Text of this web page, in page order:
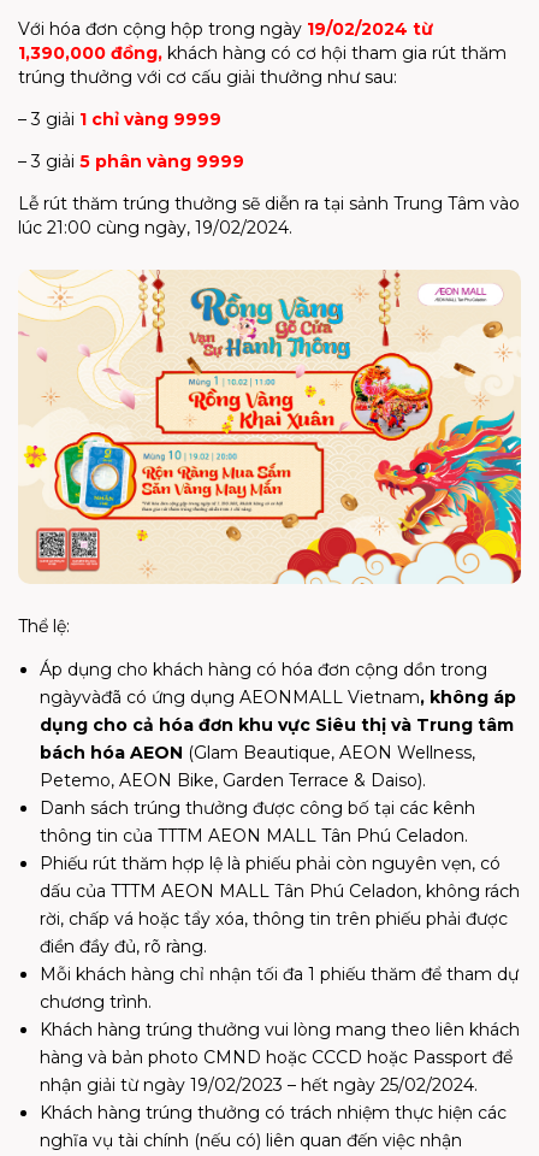
Với hóa đơn cộng hộp trong ngày 19/02/2024 từ
1,390,000 đồng, khách hàng có cơ hội tham gia rút thăm
trúng thưởng với cơ cấu giải thưởng như sau:
– 3 giải 1 chỉ vàng 9999
– 3 giải 5 phân vàng 9999
Lễ rút thăm trúng thưởng sẽ diễn ra tại sảnh Trung Tâm vào
lúc 21:00 cùng ngày, 19/02/2024.
Thể lệ:
Áp dụng cho khách hàng có hóa đơn cộng dồn trong
ngàyvàđã có ứng dụng AEONMALL Vietnam, không áp
dụng cho cả hóa đơn khu vực Siêu thị và Trung tâm
bách hóa AEON (Glam Beautique, AEON Wellness,
Petemo, AEON Bike, Garden Terrace & Daiso).
Danh sách trúng thưởng được công bố tại các kênh
thông tin của TTTM AEON MALL Tân Phú Celadon.
Phiếu rút thăm hợp lệ là phiếu phải còn nguyên vẹn, có
dấu của TTTM AEON MALL Tân Phú Celadon, không rách
rời, chấp vá hoặc tẩy xóa, thông tin trên phiếu phải được
điền đầy đủ, rõ ràng.
Mỗi khách hàng chỉ nhận tối đa 1 phiếu thăm để tham dự
chương trình.
Khách hàng trúng thưởng vui lòng mang theo liên khách
hàng và bản photo CMND hoặc CCCD hoặc Passport để
nhận giải từ ngày 19/02/2023 – hết ngày 25/02/2024.
Khách hàng trúng thưởng có trách nhiệm thực hiện các
nghĩa vụ tài chính (nếu có) liên quan đến việc nhận